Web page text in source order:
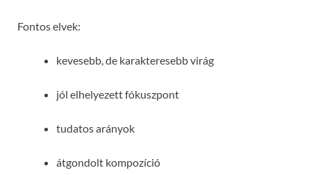
Fontos elvek:
kevesebb, de karakteresebb virág
jól elhelyezett fókuszpont
tudatos arányok
átgondolt kompozíció